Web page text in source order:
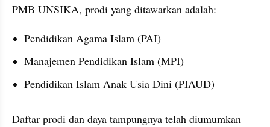
PMB UNSIKA, prodi yang ditawarkan adalah:
Pendidikan Agama Islam (PAI)
Manajemen Pendidikan Islam (MPI)
Pendidikan Islam Anak Usia Dini (PIAUD)
Daftar prodi dan daya tampungnya telah diumumkan